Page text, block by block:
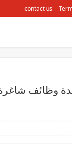
contact us
وظائف